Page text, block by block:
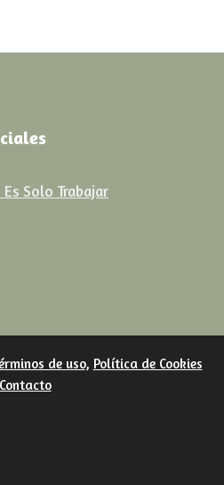
Solo Trabajar
de uso, Política de Cookies
Contacto